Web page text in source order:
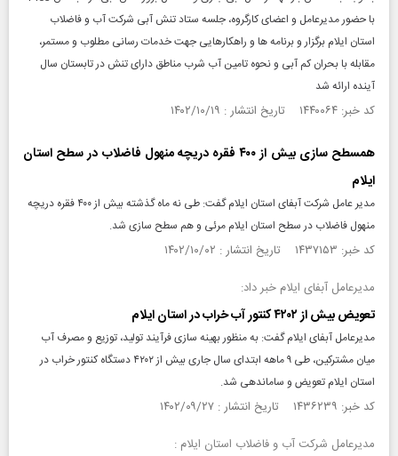
با حضور مدیرعامل و اعضای کارگروه، جلسه ستاد تنش آبی شرکت آب و فاضلاب
استان ایلام برگزار و برنامه ها و راهکارهایی جهت خدمات رسانی مطلوب و مستمر،
مقابله با بحران کم آبی و نحوه تامین آب شرب مناطق دارای تنش در تابستان سال
آینده ارائه شد
کد خبر: ۱۴۴۰۰۶۴ تاریخ انتشار : ۱۴۰۲/۱۰/۱۹
همسطح سازی بیش از ۴۰۰ فقره دریچه منهول فاضلاب در سطح استان
ایلام
مدیر عامل شرکت آبفای استان ایلام گفت: طی نه ماه گذشته بیش از ۴۰۰ فقره دریچه
منهول فاضلاب در سطح استان ایلام مرئی و هم سطح سازی شد.
کد خبر: ۱۴۳۷۱۵۳ تاریخ انتشار : ۱۴۰۲/۱۰/۰۲
مدیرعامل آبفای ایلام خبر داد:
تعویض بیش از ۴۲۰۲ کنتور آب خراب در استان ایلام
مدیرعامل آبفای ایلام گفت: به منظور بهینه سازی فرآیند تولید، توزیع و مصرف آب
میان مشترکین، طی ۹ ماهه ابتدای سال جاری بیش از ۴۲۰۲ دستگاه کنتور خراب در
استان ایلام تعویض و ساماندهی شد.
کد خبر: ۱۴۳۶۲۳۹ تاریخ انتشار : ۱۴۰۲/۰۹/۲۷
مدیرعامل شرکت آب و فاضلاب استان ایلام :